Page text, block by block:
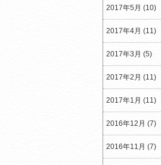
2017年5月 (10)
2017年4月 (11)
2017年3月 (5)
2017年2月 (11)
2017年1月 (11)
2016年12月 (7)
2016年11月 (7)